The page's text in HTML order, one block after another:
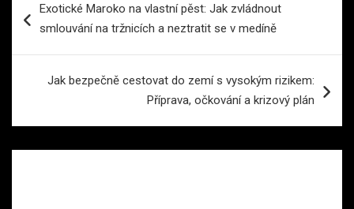
proExotické Maroko na vlastní pěst: Jak zvládnout
smlouvání na tržnicích a neztratit se v medíně
Jak bezpečně cestovat do zemí s vysokým rizikem:
Příprava, očkování a krizový plán